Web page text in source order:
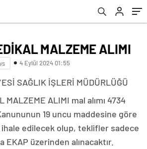
MALZEME ALIMI
4 Eylül 2024 01:55
SAĞLIK İŞLERİ MÜDÜRLÜĞÜ
MALZEME ALIMI mal alımı 4734
19 uncu maddesine göre
ihale edilecek olup, teklifler sadece
üzerinden alınacaktır.